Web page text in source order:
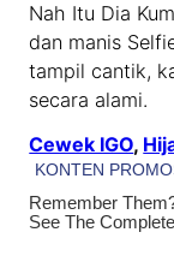
Nah Itu Dia
dan manis
tampil cantik,
secara alami.
Cewek IGO,